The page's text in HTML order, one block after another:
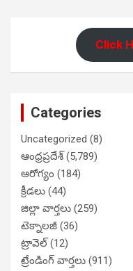
Click
Categories
Uncategorized (8)
ఆంధ్రప్రదేశ్(5,789)
ఆరోగ్యం (184)
క్రీడలు (44)
జిల్లా వార్తలు (259)
టెక్నాలజీ (36)
ట్రావెల్(12)
ట్రేండింగ్ వార్తలు (911)